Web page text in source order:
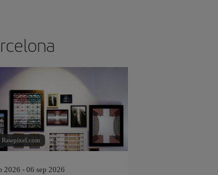
Rawpixel.com
2026 - 06 sep 2026